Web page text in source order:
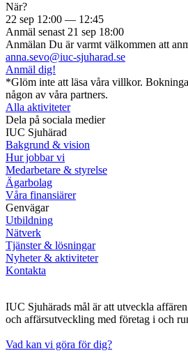
När?
22 sep 12:00 — 12:45
Anmäl senast 21 sep 18:00
Anmälan Du är varmt välkommen att
anna.sevo@iuc-sjuharad.se
Anmäl dig!
*Glöm inte att läsa våra villkor.
någon av våra partners.
Alla aktiviteter
Dela på sociala medier
IUC Sjuhärad
Bakgrund & vision
Hur jobbar vi
Medarbetare & styrelse
Ägarbolag
Våra finansiärer
Genvägar
Utbildning
Nätverk
Tjänster & lösningar
Nyheter & aktiviteter
Kontakta
IUC Sjuhärads mål är att utveckla
och affärsutveckling med företag i och
Vad kan vi göra för dig?